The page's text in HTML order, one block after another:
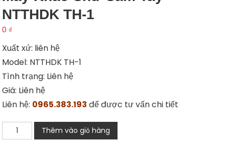
NTTHDK TH-1
0 ₫
Xuất xứ: liên hệ
Model: NTTHDK TH-1
Tình trạng: Liên hệ
Giá: Liên hệ
Liên hệ: 0965.383.193 để được tư vấn chi tiết
Máy
khắc
Thêm vào giỏ hàng